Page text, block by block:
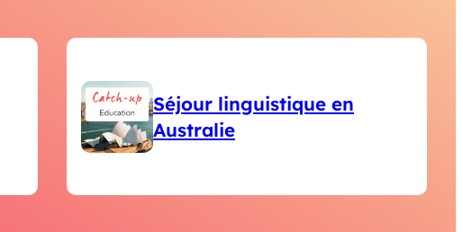
Séjour linguistique en
Australie